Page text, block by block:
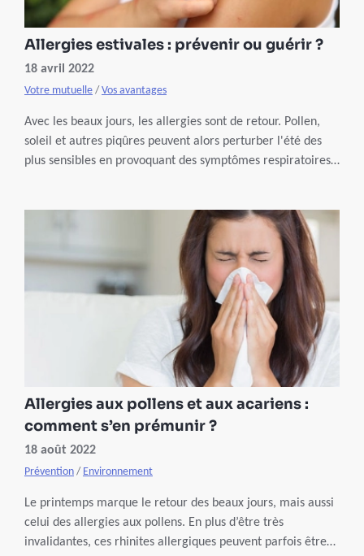
Allergies estivales : prévenir ou guérir ?
18 avril 2022
Votre mutuelle / Vos avantages
Avec les beaux jours, les allergies sont de retour. Pollen,
soleil et autres piqûres peuvent alors perturber l'été des
plus sensibles en provoquant des symptômes respiratoires
Allergies aux pollens et aux acariens :
comment s’en prémunir ?
18 août 2022
Prévention / Environnement
Le printemps marque le retour des beaux jours, mais aussi
celui des allergies aux pollens. En plus d’être très
invalidantes, ces rhinites allergiques peuvent parfois être